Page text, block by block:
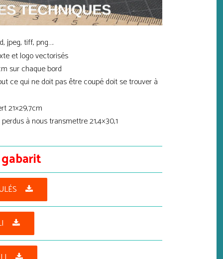
jpeg, tiff, png….
et logo vectorisés
sur chaque bord
ce qui ne doit pas être coupé doit se trouver à
21×29,7cm
à nous transmettre 21,4×30,1